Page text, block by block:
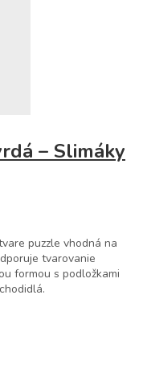
– Slimáky
puzzle vhodná na
tvarovanie
formou s podložkami